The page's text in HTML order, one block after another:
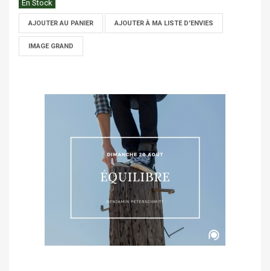
En Stock
AJOUTER AU PANIER AJOUTER À MA LISTE D'ENVIES
IMAGE GRAND